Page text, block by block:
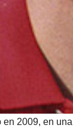
2009, en